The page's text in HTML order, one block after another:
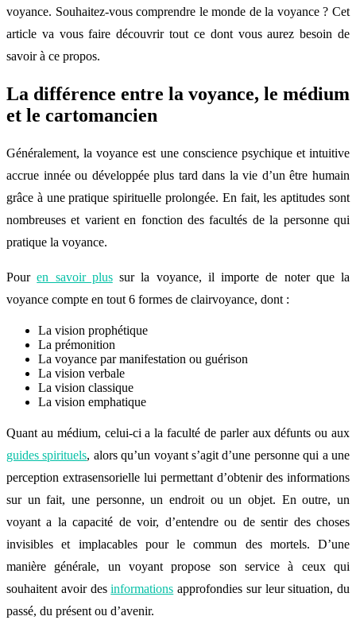
voyance. Souhaitez-vous comprendre le monde de la voyance ? Cet
article va vous faire découvrir tout ce dont vous aurez besoin de
savoir à ce propos.
La différence entre la voyance, le médium
et le cartomancien
Généralement, la voyance est une conscience psychique et intuitive
accrue innée ou développée plus tard dans la vie d’un être humain
grâce à une pratique spirituelle prolongée. En fait, les aptitudes sont
nombreuses et varient en fonction des facultés de la personne qui
pratique la voyance.
Pouren savoir plussur la voyance, il importe de noter que la
voyance compte en tout 6 formes de clairvoyance, dont :
La vision prophétique
La prémonition
La voyance par manifestation ou guérison
La vision verbale
La vision classique
La vision emphatique
Quant au médium, celui-ci a la faculté de parler aux défunts ou aux
guides spirituels, alors qu’un voyant s’agit d’une personne qui a une
perception extrasensorielle lui permettant d’obtenir des informations
sur un fait, une personne, un endroit ou un objet. En outre, un
voyant a la capacité de voir, d’entendre ou de sentir des choses
invisibles et implacables pour le commun des mortels. D’une
manière générale, un voyant propose son service à ceux qui
souhaitent avoir desinformations approfondies sur leur situation, du
passé, du présent ou d’avenir.